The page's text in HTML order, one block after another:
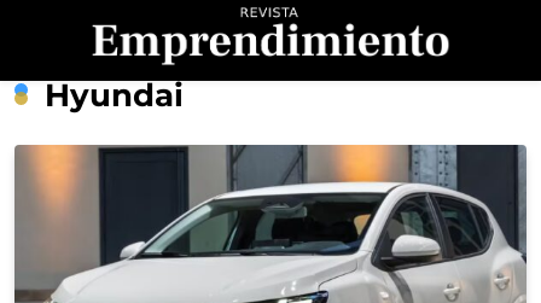
Revista
Emprendimiento
Hyundai